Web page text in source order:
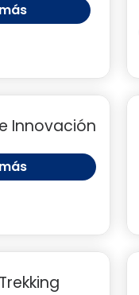
Innovación